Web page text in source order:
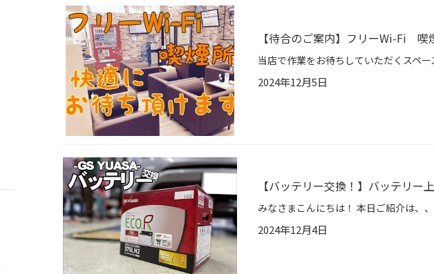
【待合のご案内】フリーWi-Fi
2024年12月5日
【バッテリー交換！】バッテリー
2024年12月4日